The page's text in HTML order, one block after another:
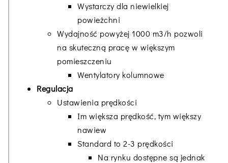
Wystarczy dla niewielkiej
powieżchni
Wydajność powyżej 1000 m3/h pozwoli
na skuteczną pracę w większym
pomieszczeniu
Wentylatory kolumnowe
Regulacja
Ustawienia prędkości
Im większa prędkość, tym większy
nawiew
Standard to 2-3 prędkości
Na rynku dostępne są jednak